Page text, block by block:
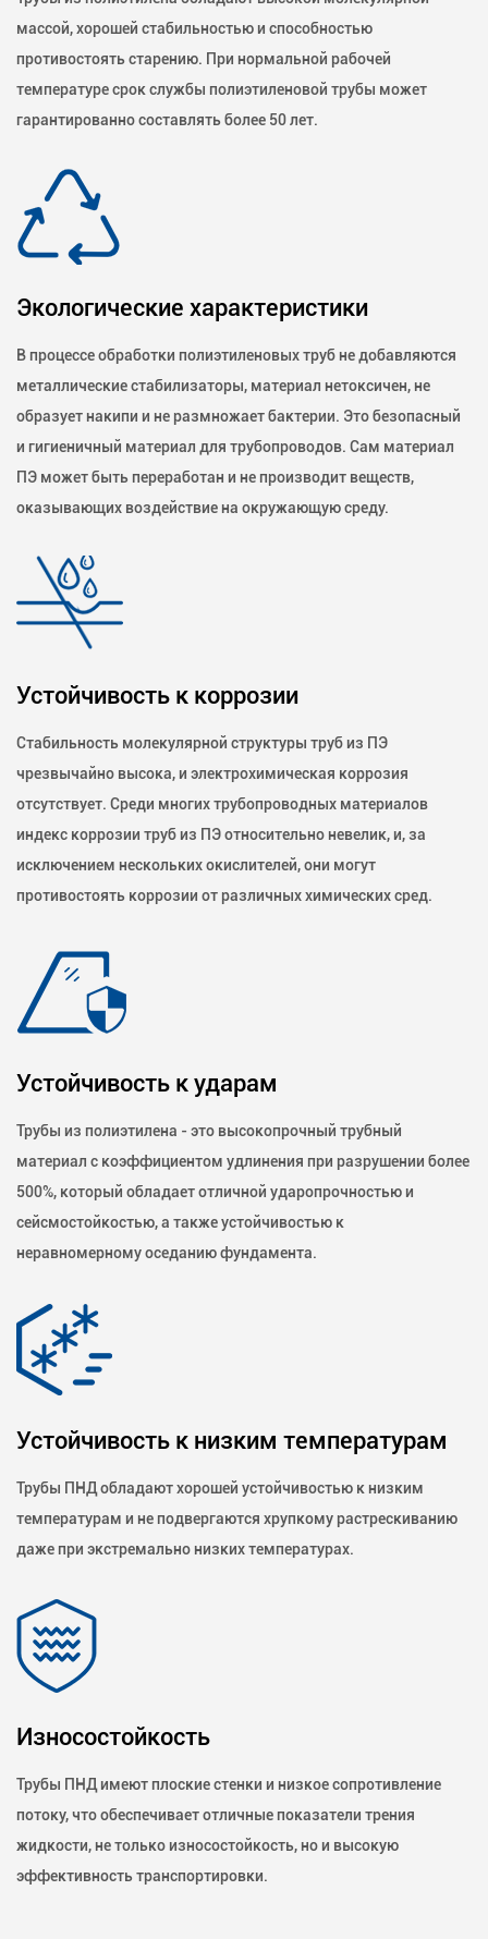
массой, хорошей стабильностью и способностью
противостоять старению. При нормальной рабочей
температуре срок службы полиэтиленовой трубы может
гарантированно составлять более 50 лет.
Экологические характеристики
В процессе обработки полиэтиленовых труб не добавляются
металлические стабилизаторы, материал нетоксичен, не
образует накипи и не размножает бактерии. Это безопасный
и гигиеничный материал для трубопроводов. Сам материал
ПЭ может быть переработан и не производит веществ,
оказывающих воздействие на окружающую среду.
Устойчивость к коррозии
Стабильность молекулярной структуры труб из ПЭ
чрезвычайно высока, и электрохимическая коррозия
отсутствует. Среди многих трубопроводных материалов
индекс коррозии труб из ПЭ относительно невелик, и, за
исключением нескольких окислителей, они могут
противостоять коррозии от различных химических сред.
Устойчивость к ударам
Трубы из полиэтилена - это высокопрочный трубный
материал с коэффициентом удлинения при разрушении более
500%, который обладает отличной ударопрочностью и
сейсмостойкостью, а также устойчивостью к
неравномерному оседанию фундамента.
Устойчивость к низким температурам
Трубы ПНД обладают хорошей устойчивостью к низким
температурам и не подвергаются хрупкому растрескиванию
даже при экстремально низких температурах.
Износостойкость
Трубы ПНД имеют плоские стенки и низкое сопротивление
потоку, что обеспечивает отличные показатели трения
жидкости, не только износостойкость, но и высокую
эффективность транспортировки.